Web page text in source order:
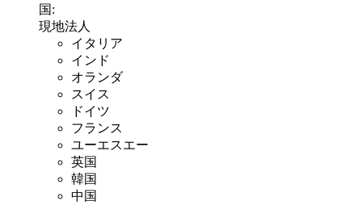
国:
現地法人
イタリア
インド
オランダ
スイス
ドイツ
フランス
ユーエスエー
英国
韓国
中国